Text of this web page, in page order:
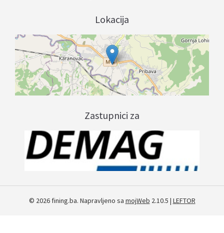
Lokacija
Zastupnici za
© 2026 fining.ba. Napravljeno sa mojWeb 2.10.5 | LEFTOR